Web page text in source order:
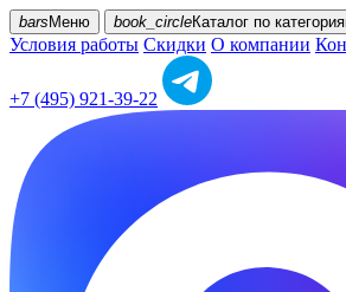
bars Меню book_circleКаталог по
Условия работы Скидки О компании
+7 (495) 921-39-22